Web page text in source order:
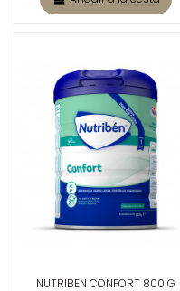
NUTRIBEN CONFORT 800 G